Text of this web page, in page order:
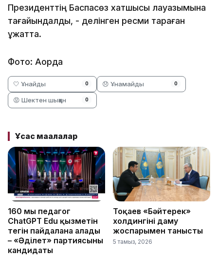
Президенттің Баспасөз хатшысы лауазымына
тағайындалды, - делінген ресми тараған
құжатта.
Фото: Ақорда
🤍 Ұнайды 0 😞 Ұнамайды 0
😡 Шектен шыққан 0
Ұқсас мақалалар
160 мың педагог
ChatGPT Edu қызметін
тегін пайдалана алады
– «Әділет» партиясының
кандидаты
Тоқаев «Бәйтерек»
холдингінің даму
жоспарымен танысты
5 тамыз, 2026